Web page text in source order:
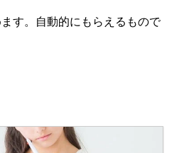
す。自動的にもらえるもので